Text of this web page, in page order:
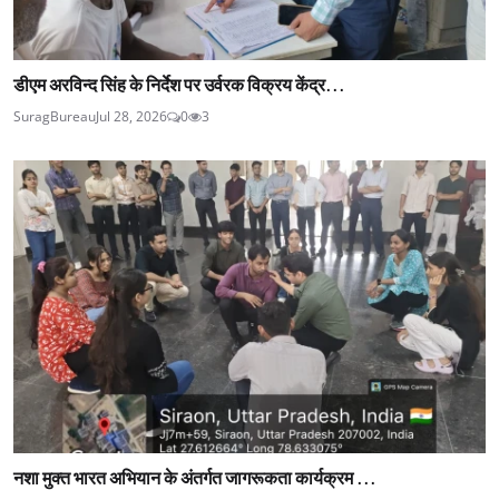
डीएम अरविन्द सिंह के निर्देश पर उर्वरक विक्रय केंद्र...
SuragBureauJul 28, 2026 0 3
नशा मुक्त भारत अभियान के अंतर्गत जागरूकता कार्यक्रम ...